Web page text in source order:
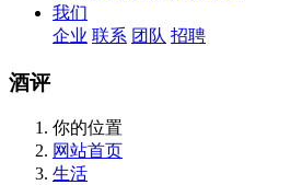
我们
企业 联系 团队 招聘
酒评
你的位置
网站首页
生活